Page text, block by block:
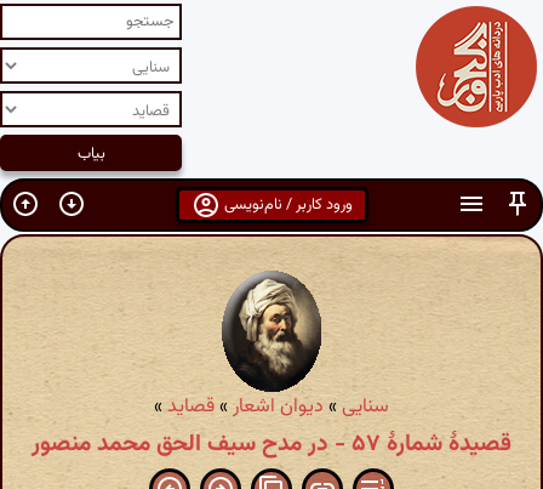
ورود کاربر / نام‌نویسی
سنایی» دیوان اشعار»قصاید»
قصیدهٔ شمارهٔ ۵۷ - در مدح سیف الحق محمد منصور